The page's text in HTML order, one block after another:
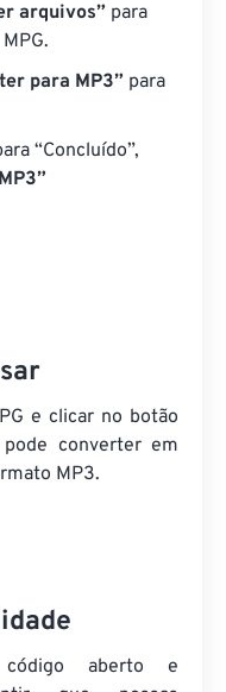
arquivos” para
para MP3” para
“Concluído”,
e clicar no botão
converter em
MP3.
código aberto e